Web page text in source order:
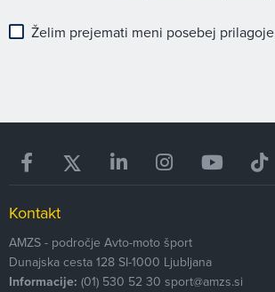
Želim prejemati meni posebej
Kontakt
AMZS - področje Avto-moto šport
Dunajska cesta 128 SI-1000 Ljubljana
Informacije: (01) 530 52 30 sport@amzs.si